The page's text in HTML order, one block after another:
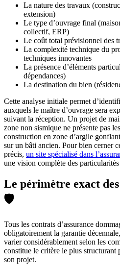
La nature des travaux
extension)
Le type d’ouvrage final
collectif, ERP)
Le coût total prévisionnel des
La complexité technique du
techniques innovantes
La présence d’éléments
dépendances)
La destination du bien
Cette analyse initiale permet
auxquels le maître d’ouvrage sera
suivant la réception. Un projet de
zone non sismique ne présente pas
construction en zone d’argile
sur un bâti ancien. Pour bien cerner
précis, un site spécialisé dans
une vision complète des
Le périmètre exact
🛡️
Tous les contrats d’assurance
obligatoirement la garantie
varier considérablement selon les
constitue le critère le plus structurant
son projet.